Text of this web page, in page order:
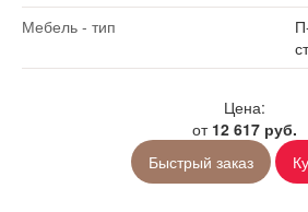
Мебель - тип
Цена:
от 12 617 руб.
Быстрый заказ